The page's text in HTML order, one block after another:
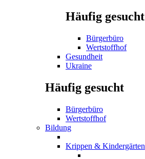
Häufig gesucht
Bürgerbüro
Wertstoffhof
Gesundheit
Ukraine
Häufig gesucht
Bürgerbüro
Wertstoffhof
Bildung
Krippen & Kindergärten